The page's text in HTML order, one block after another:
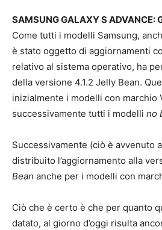
SAMSUNG GALAXY S ADVANCE:
Come tutti i modelli Samsung,
è stato oggetto di aggiornamenti
relativo al sistema operativo, ha
della versione 4.1.2 Jelly Bean.
inizialmente i modelli con marchio
successivamente tutti i modelli no
Successivamente (ciò è avvenuto
distribuito l’aggiornamento alla
Bean anche per i modelli con
Ciò che è certo è che per quanto
datato, al giorno d’oggi risulta